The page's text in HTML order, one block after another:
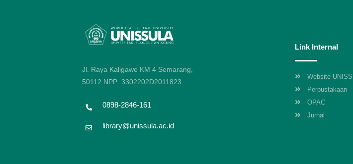
Jl. Raya Kaligawe KM 4 Semarang,
50112 NPP: 3302202D2011823
0898-2846-161
library@unissula.ac.id
Link Internal
Website
Perpustakaan
OPAC
Jurnal